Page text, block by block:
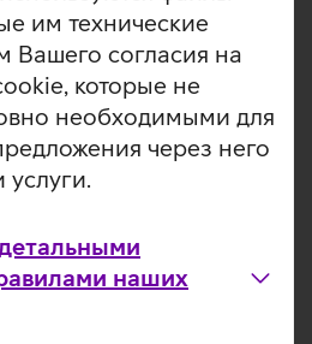
им технические
Вашего согласия на
которые не
необходимыми для
через него
наших
в сети 4G и
в WIFI
пакет с интернетом и
соответствующую
4G и в сетях WiFi
звонки с более высоким